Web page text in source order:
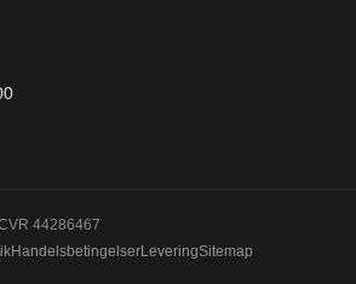
44286467
HandelsbetingelserLeveringSitemap